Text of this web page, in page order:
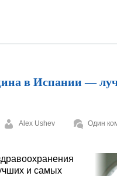
в Испании —
Alex Ushev Один
и самых